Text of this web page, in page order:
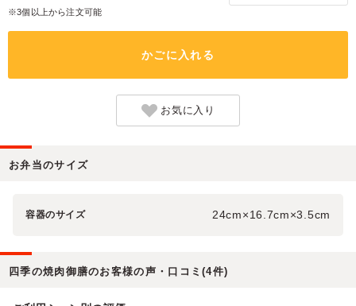
※3個以上から注文可能
かごに入れる
お気に入り
お弁当のサイズ
容器のサイズ 24cm×16.7cm×3.5cm
四季の焼肉御膳のお客様の声・口コミ(4件)